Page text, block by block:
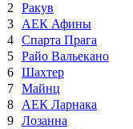
2
Ракув
3
АЕК Афины
4 Спарта Прага
5 Райо Вальекано
6 Шахтер
7 Майнц
8
АЕК Ларнака
9 Лозанна